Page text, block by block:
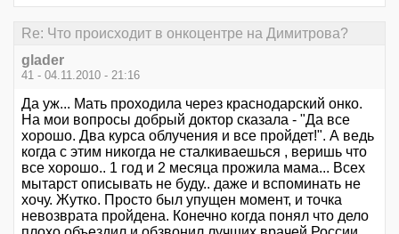
Re: Что происходит в онкоцентре на Димитрова?
glader
41 - 04.11.2010 - 21:16
Да уж... Мать проходила через краснодарский онко.
На мои вопросы добрый доктор сказала - "Да все
хорошо. Два курса облучения и все пройдет!". А ведь
когда с этим никогда не сталкиваешься , веришь что
все хорошо.. 1 год и 2 месяца прожила мама... Всех
мытарст описывать не буду.. даже и вспоминать не
хочу. Жутко. Просто был упущен момент, и точка
невозврата пройдена. Конечно когда понял что дело